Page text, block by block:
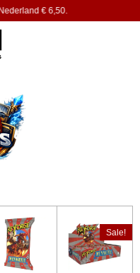
€ 6,50.
Sale!